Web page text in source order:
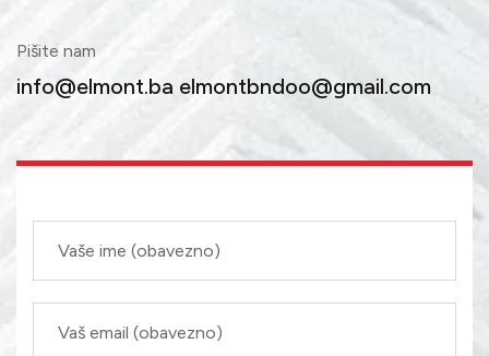
Pišite nam
info@elmont.ba elmontbndoo@gmail.com